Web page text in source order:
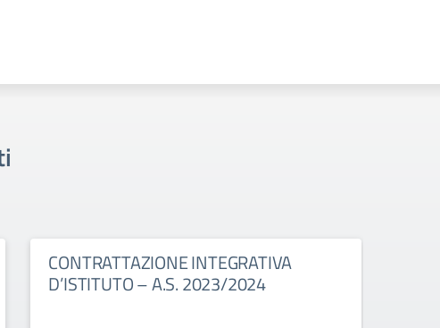
CONTRATTAZIONE INTEGRATIVA
D’ISTITUTO – A.S. 2023/2024